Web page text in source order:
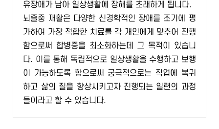
유장애가 남아 일상생활에 장해를 초래하게 됩니다.
뇌졸중 재활은 다양한 신경학적인 장애를 조기에 평
가하여 가장 적합한 치료를 각 개인에게 맞추어 진행
함으로써 합병증을 최소화하는데 그 목적이 있습니
다. 이를 통해 독립적으로 일상생활을 수행하고 보행
이 가능하도록 함으로써 궁극적으로는 직업에 복귀
하고 삶의 질을 향상시키고자 진행되는 일련의 과정
들이라고 할 수 있습니다.